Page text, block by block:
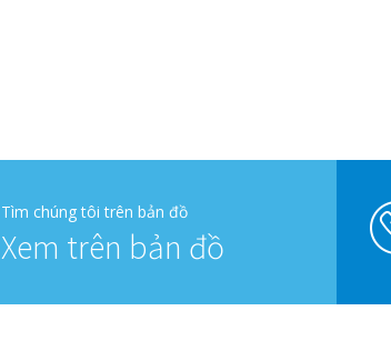
Tìm chúng tôi trên bản đồ
Xem trên bản đồ